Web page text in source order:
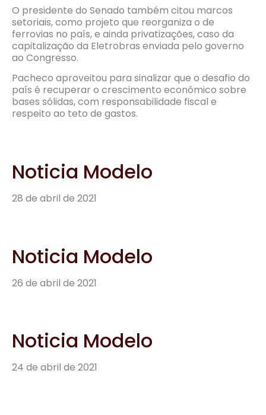
O presidente do Senado também citou marcos
setoriais, como projeto que reorganiza o de
ferrovias no país, e ainda privatizações, caso da
capitalização da Eletrobras enviada pelo governo
ao Congresso.
Pacheco aproveitou para sinalizar que o desafio do
país é recuperar o crescimento econômico sobre
bases sólidas, com responsabilidade fiscal e
respeito ao teto de gastos.
Noticia Modelo
28 de abril de 2021
Noticia Modelo
26 de abril de 2021
Noticia Modelo
24 de abril de 2021